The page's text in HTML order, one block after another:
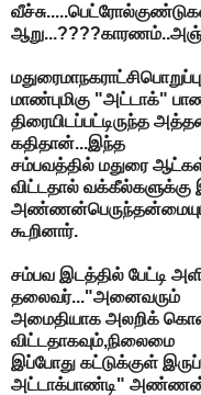
மாண்புமிகு "அட்டாக்"
திரையிடப்பட்டிருந்த
கதிதான்...இந்த
சம்பவத்தில் மதுரை ஆட்கள்
விட்டதால் வக்கீல்களுக்கு
கூறினார்.
சம்பவ இடத்தில் பேட்டி
தலைவர்..."அனைவரும்
அமைதியாக அலறிக்
விட்டதாகவும்,நிலைமை
இப்போது கட்டுக்குள்
அட்டாக்பாண்டி"